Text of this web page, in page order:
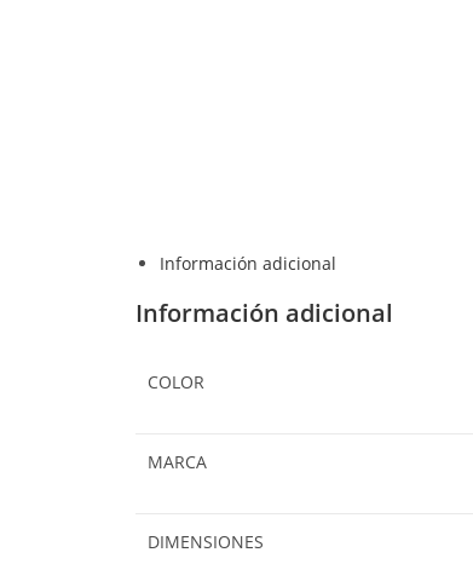
Información adicional
Información adicional
COLOR
MARCA
DIMENSIONES